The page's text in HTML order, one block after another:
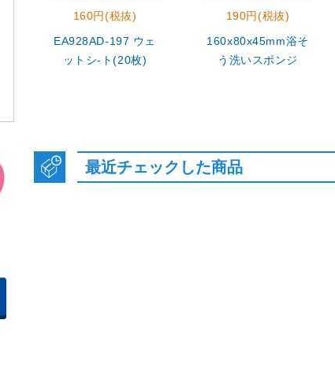
160円(税抜)
EA928AD-197 ウェ
ットシ-ト(20枚)
190円(税抜)
160x80x45mm浴そ
う洗いスポンジ
最近チェックした商品